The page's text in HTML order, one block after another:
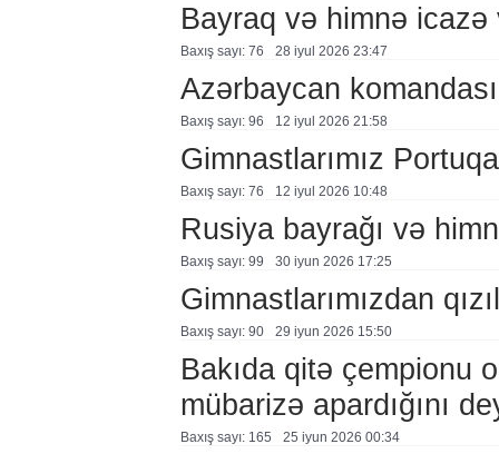
Bayraq və himnə icazə
Baxış sayı: 76 28 i̇yul 2026 23:47
Azərbaycan
Baxış sayı: 96 12 i̇yul 2026 21:58
Gimnastlarımız
Baxış sayı: 76 12 i̇yul 2026 10:48
Rusiya bayrağı və
Baxış sayı: 99 30 i̇yun 2026 17:25
Gimnastlarımızdan
Baxış sayı: 90 29 i̇yun 2026 15:50
Bakıda qitə çempionu
mübarizə apardığını
Baxış sayı: 165 25 i̇yun 2026 00:34